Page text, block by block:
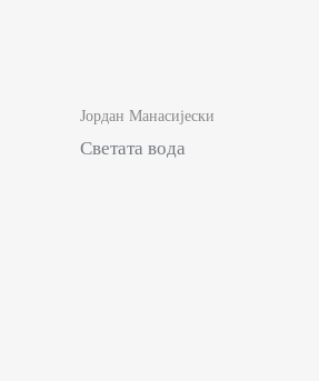
Јордан Манасијески
Светата вода